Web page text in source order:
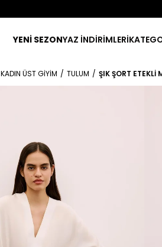
YENİ SEZONYAZ İNDİRİMLERİ
KADIN ÜST GIYIM TULUM ŞIK ŞORT ETEKLI